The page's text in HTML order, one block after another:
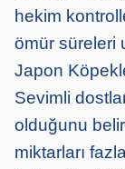
hekim
ömür süreleri
Japon
Sevimli
olduğunu
miktarları